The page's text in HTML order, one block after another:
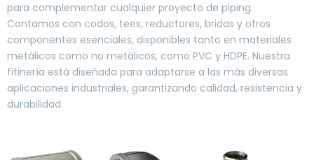
para complementar cualquier proyecto de piping.
Contamos con codos, tees, reductores, bridas y otros
componentes esenciales, disponibles tanto en materiales
metálicos como no metálicos, como PVC y HDPE. Nuestra
fitinería está diseñada para adaptarse a las más diversas
aplicaciones industriales, garantizando calidad, resistencia y
durabilidad.